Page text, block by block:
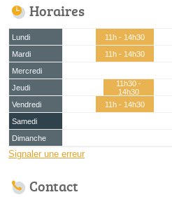
Horaires
Lundi 11h - 14h30
Mardi
11h - 14h30
Mercredi
Jeudi
11h30 -
14h30
Vendredi
11h - 14h30
Samedi
Dimanche
Signaler une erreur
Contact